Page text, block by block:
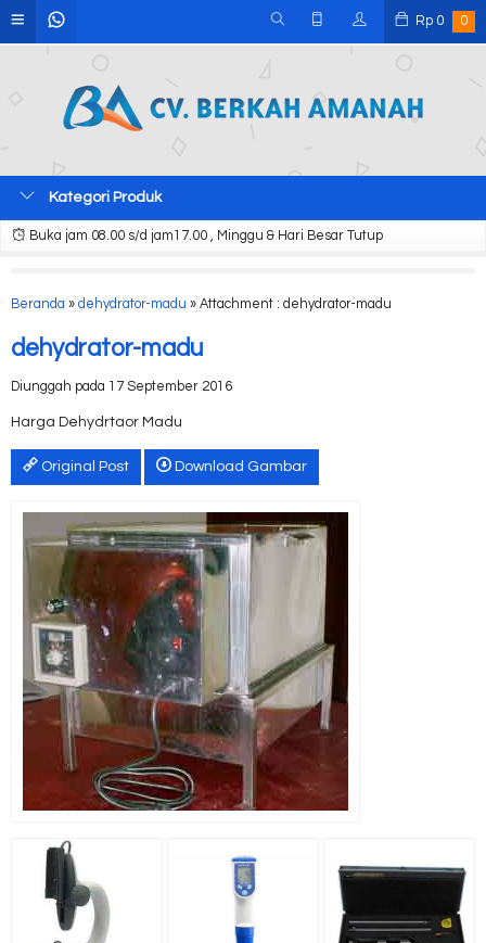
Rp 0 0
Kategori Produk
Buka jam 08.00 s/d jam17.00 , Minggu & Hari Besar Tutup
Beranda » dehydrator-madu » Attachment : dehydrator-madu
dehydrator-madu
Diunggah pada 17 September 2016
Harga Dehydrtaor Madu
Original Post Download Gambar